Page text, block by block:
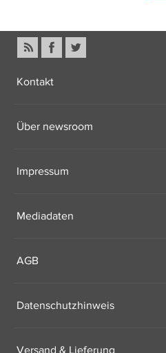
Kontakt
Über newsroom
Impressum
Mediadaten
AGB
Datenschutzhinweis
Versand & Lieferung